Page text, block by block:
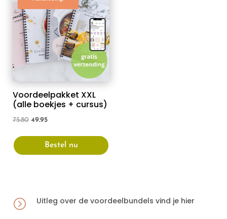
Voordeelpakket XXL
(alle boekjes + cursus)
75.80 Oorspronkelijke
49.95Huidige
is:
Bestel nu
= Uitleg over de voordeelbundels vind je hier